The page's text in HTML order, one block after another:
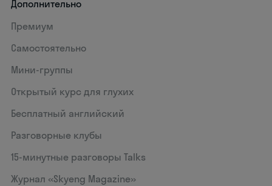
Дополнительно
Премиум
Самостоятельно
Мини-группы
Открытый курс для глухих
Бесплатный английский
Разговорные клубы
15‑минутные разговоры Talks
Журнал «Skyeng Magazine»